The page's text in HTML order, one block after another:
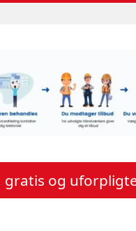
gratis og